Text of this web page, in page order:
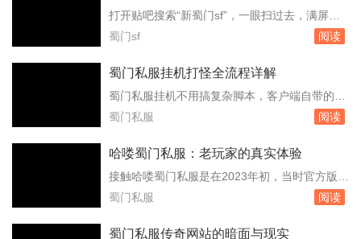
业。许多玩家在这里不仅没体验到游戏乐趣，反
而掉了账号，丢了钱财。私服的架设并不复
打开贴吧搜索“新蜀门sf”，一眼扫过去，满屏
的“开服”“版本”“老玩家回归”。这个吧不长不短的
沉在底部长着青苔，但每天仍有新帖冒出来，像
凸不平，但灯火始终亮着。吧里最常见的一种帖
子，是“新人求助”。发帖的人多半从官网...
蜀门sf 阅读
蜀门私服挂机打怪全流程详解
蜀门私服挂机不用搞复杂脚本，客户端自带的自
动战斗系统已经能把日常刷怪覆盖到位。你只要
一整晚不翻车的概率能有八成以上。这里直接按
打开挂机设置面板。技能顺序決定清怪效率，别
把大招放在最前头，起手用短冷却的单体或者小
蜀门私服 阅读
哈喽蜀门私服：老玩家的真实体验
接触哈喽蜀门私服是在2023年初，当时官方版本
更新太快，老玩家跟不上节奏。这个私服主打经
这个数字在私服圈里不算小。服务器架设在上
蜀门私服 阅读
蜀门私服传奇网站的暗面与现实